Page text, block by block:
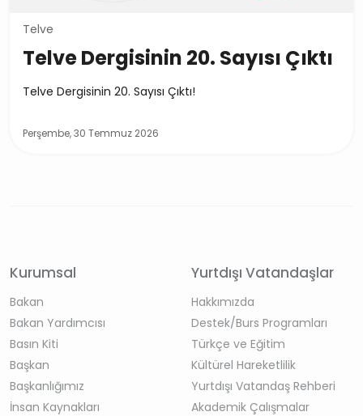
Telve
Telve Dergisinin 20. Sayısı Çıktı
Telve Dergisinin 20. Sayısı Çıktı!
Perşembe, 30 Temmuz 2026
Kurumsal
Bakan
Bakan Yardımcısı
Basın Kiti
Başkan
Başkanlığımız
İnsan Kaynakları
Yurtdışı Vatandaşlar
Hakkımızda
Destek/Burs Programları
Türkçe ve Eğitim
Kültürel Hareketlilik
Yurtdışı Vatandaş Rehberi
Akademik Çalışmalar